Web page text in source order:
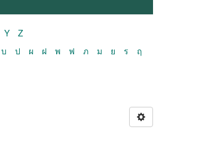
Y
Z
บ ป ผ ฝ พ ฟ ภ ม ย ร
ฤ